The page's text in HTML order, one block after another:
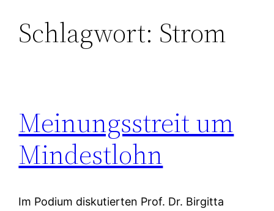
Schlagwort: Strom
Meinungsstreit um
Mindestlohn
Im Podium diskutierten Prof. Dr. Birgitta